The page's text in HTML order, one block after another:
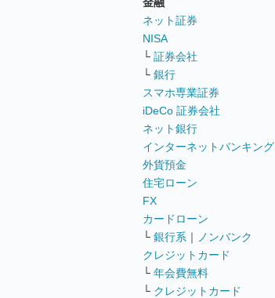
ネット証券
NISA
└ 証券会社
└ 銀行
スマホ専業証券
iDeCo 証券会社
ネット銀行
インターネットバンキング
外貨預金
住宅ローン
FX
カードローン
└ 銀行系 ｜
ノンバンク
クレジットカード
└ 年会費無料
└ クレジットカード